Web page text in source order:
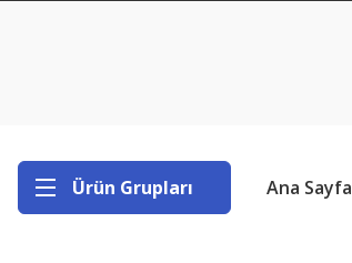
Ürün Grupları Ana Sayfa